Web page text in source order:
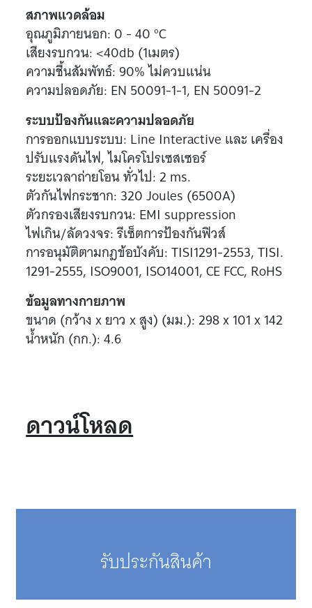
สภาพแวดล้อม
อุณภูมิภายนอก: 0 - 40 °C
เสียงรบกวน: <40db (1เมตร)
ความชื้นสัมพัทธ์: 90% ไม่ควบแน่น
ความปลอดภัย: EN 50091-1-1, EN 50091-2
ระบบป้องกันและความปลอดภัย
การออกแบบระบบ: Line Interactive และ เครื่อง
ปรับแรงดันไฟ, ไมโครโปรเซสเซอร์
ระยะเวลาถ่ายโอน ทั่วไป: 2 ms.
ตัวกันไฟกระชาก: 320 Joules (6500A)
ตัวกรองเสียงรบกวน: EMI suppression
ไฟเกิน/ลัดวงจร: รีเซ็ตการป้องกันฟิวส์
การอนุมัติตามกฎข้อบังคับ: TISI1291-2553, TISI.
1291-2555, ISO9001, ISO14001, CE FCC, RoHS
ข้อมูลทางกายภาพ
ขนาด (กว้าง x ยาว x สูง) (มม.): 298 x 101 x 142
น้ำหนัก (กก.): 4.6
ดาวน์โหลด
รับประกันสินค้า